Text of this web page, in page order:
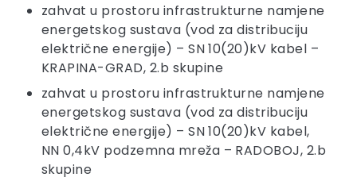
zahvat u prostoru infrastrukturne namjene
energetskog sustava (vod za distribuciju
električne energije) – SN 10(20)kV kabel –
KRAPINA-GRAD, 2.b skupine
zahvat u prostoru infrastrukturne namjene
energetskog sustava (vod za distribuciju
električne energije) – SN 10(20)kV kabel,
NN 0,4kV podzemna mreža – RADOBOJ, 2.b
skupine